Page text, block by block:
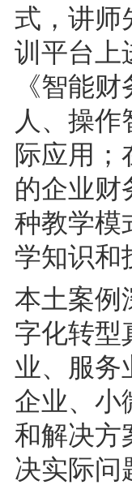
式，讲师
训平台上
《智能
人、操
际应用
的企业财
种教学模
学知识和
本土案例
字化转型
业、服务
企业、小
和解决方
决实际问